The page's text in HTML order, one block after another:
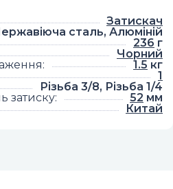
Затискач
сталь, Алюміній
236 г
Чорний
: 1.5 кг
1
Різьба 3/8, Різьба 1/4
затиску: 52 мм
Китай